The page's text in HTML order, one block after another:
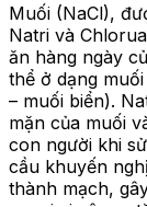
Muối (NaCl),
Natri và
ăn hàng ngày
thể ở dạng
– muối biển).
mặn của muối
con người khi
cầu khuyến
thành mạch,